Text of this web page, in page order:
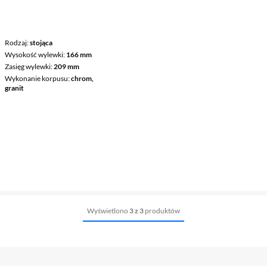
Rodzaj stojąca
Wysokość wylewki 166 mm
Zasięg wylewki 209 mm
Wykonanie korpusu chrom,
granit
Wyświetlono 3 z 3 produktów